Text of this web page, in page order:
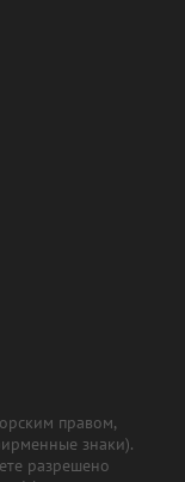
правом,
знаки).
разрешено